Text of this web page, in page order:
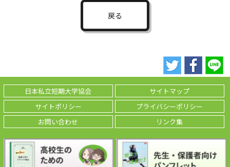
戻る
日本私立短期大学協会
サイトマップ
サイトポリシー
プライバシーポリシー
お問い合わせ
リンク集